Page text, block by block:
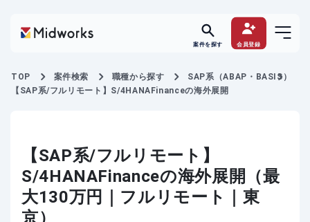
案件を探す 会員登録
TOP 案件検索 職種から探す
SAP系（ABAP・BASIS）
【SAP系/フルリモート】S/4HANAFinanceの海外展開
【SAP系/フルリモート】
S/4HANAFinanceの海外展開（最
大130万円｜フルリモート｜東
京）